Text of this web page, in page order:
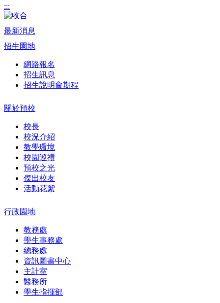
:::
最新消息
招生園地
網路報名
招生訊息
招生說明會期程
關於預校
校長
校況介紹
教學環境
校園巡禮
預校之光
傑出校友
活動花絮
行政園地
教務處
學生事務處
總務處
資訊圖書中心
主計室
醫務所
學生指揮部